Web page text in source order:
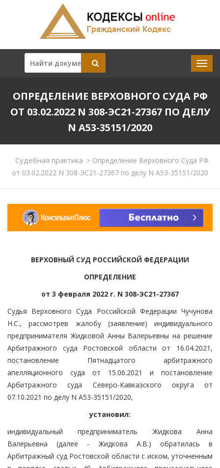
ОПРЕДЕЛЕНИЕ ВЕРХОВНОГО СУДА РФ
ОТ 03.02.2022 N 308-ЭС21-27367 ПО ДЕЛУ
N А53-35151/2020
Судебная практика >Определение Верховного Суда РФ
от 03.02.2022 N 308-ЭС21-27367 по делу N А53-35151/2020
ВЕРХОВНЫЙ СУД РОССИЙСКОЙ ФЕДЕРАЦИИ
ОПРЕДЕЛЕНИЕ
от 3 февраля 2022 г. N 308-ЭС21-27367
Судья Верховного Суда Российской Федерации Чучунова
Н.С., рассмотрев жалобу (заявление) индивидуального
предпринимателя Жидковой Анны Валерьевны на решение
Арбитражного суда Ростовской области от 16.04.2021,
постановление Пятнадцатого арбитражного
апелляционного суда от 15.06.2021 и постановление
Арбитражного суда Северо-Кавказского округа от
07.10.2021 по делу N А53-35151/2020,
установил:
индивидуальный предприниматель Жидкова Анна
Валерьевна (далее - Жидкова А.В.) обратилась в
Арбитражный суд Ростовской области с иском, уточненным